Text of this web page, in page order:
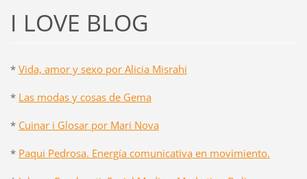
I LOVE BLOG
* Vida, amor y sexo por Alicia Misrahi
* Las modas y cosas de Gema
* Cuinar i Glosar por Mari Nova
* Paqui Pedrosa. Energía comunicativa en movimiento.